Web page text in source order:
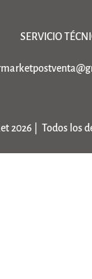
SERVICIO
2026 | Todos los